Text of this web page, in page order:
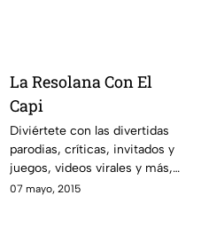
La Resolana Con El
Capi
Diviértete con las divertidas
parodias, críticas, invitados y
juegos, videos virales y más,
con el estilo único de El Capi
07 mayo, 2015